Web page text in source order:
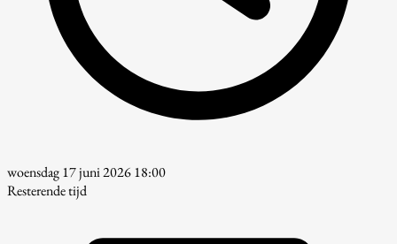
woensdag 17 juni 2026 18:00
Resterende tijd